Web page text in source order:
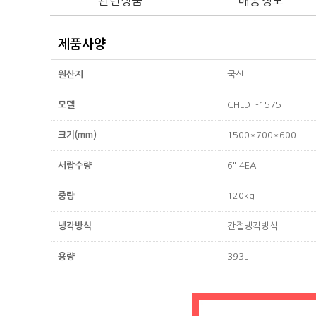
제품사양
원산지 국산
모델 CHLDT-1575
크기(mm) 1500*700*600
서랍수량 6" 4EA
중량 120kg
냉각방식 간접냉각방식
용량 393L